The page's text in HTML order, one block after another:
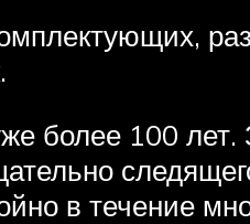
более 100
в течение